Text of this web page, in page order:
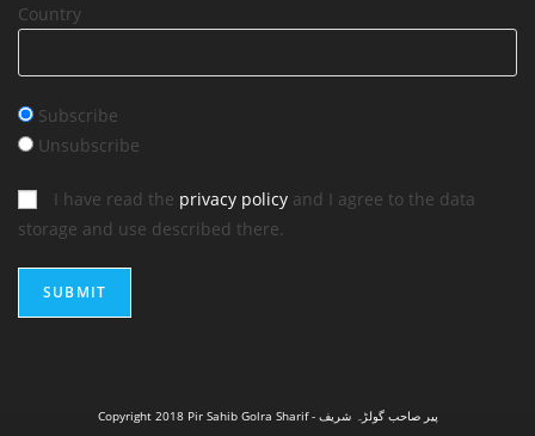
Country
Subscribe
Unsubscribe
I have read the privacy policy and I agree to the data
storage and use described there.
Copyright 2018 Pir Sahib Golra Sharif - پیر صاحب گولڑہ شریف